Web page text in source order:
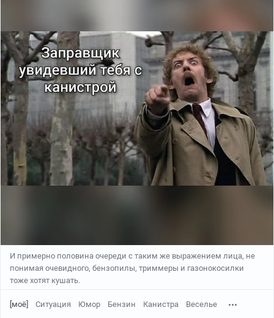
И примерно половина очереди с таким же выражением лица, не
понимая очевидного, бензопилы, триммеры и газонокосилки
тоже хотят кушать.
[моё] Ситуация Юмор Бензин Канистра Веселье